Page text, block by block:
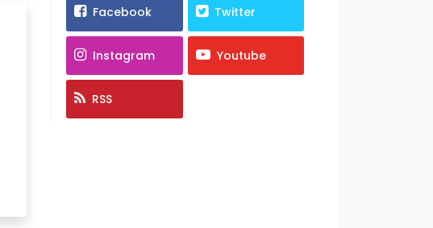
Facebook Twitter
Instagram Youtube
RSS